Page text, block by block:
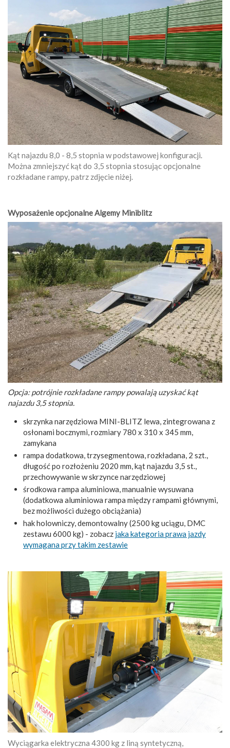
Kąt najazdu 8,0 - 8,5 stopnia w podstawowej konfiguracji.
Można zmniejszyć kąt do 3,5 stopnia stosując opcjonalne
rozkładane rampy, patrz zdjęcie niżej.
Wyposażenie opcjonalne Algemy Miniblitz
Opcja: potrójnie rozkładane rampy powalają uzyskać kąt
najazdu 3,5 stopnia.
skrzynka narzędziowa MINI-BLITZ lewa, zintegrowana z
osłonami bocznymi, rozmiary 780 x 310 x 345 mm,
zamykana
rampa dodatkowa, trzysegmentowa, rozkładana, 2 szt.,
długość po rozłożeniu 2020 mm, kąt najazdu 3,5 st.,
przechowywanie w skrzynce narzędziowej
środkowa rampa aluminiowa, manualnie wysuwana
(dodatkowa aluminiowa rampa między rampami głównymi,
bez możliwości dużego obciążania)
hak holowniczy, demontowalny (2500 kg uciągu, DMC
zestawu 6000 kg) - zobacz jaka kategoria prawa jazdy
wymagana przy takim zestawie
Wyciągarka elektryczna 4300 kg z liną syntetyczną,